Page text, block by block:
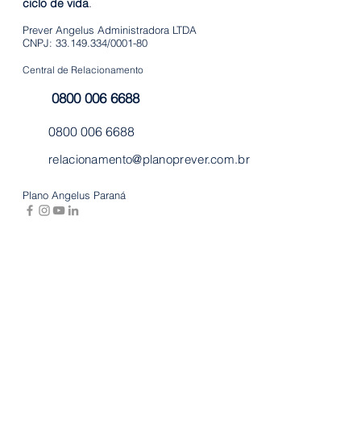
ciclo de vida.
Prever Angelus Administradora LTDA
CNPJ: 33.149.334/0001-80
Central de Relacionamento
0800 006 6688
0800 006 6688
relacionamento@planoprever.com.br
Plano Angelus Paraná